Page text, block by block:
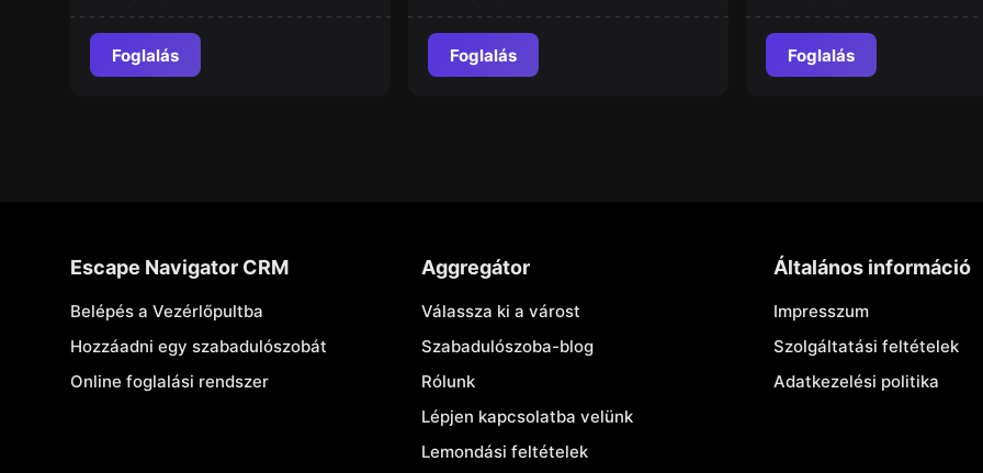
Foglalás Foglalás Foglalás
Escape Navigator CRM
Belépés a Vezérlőpultba
Hozzáadni egy szabadulószobát
Online foglalási rendszer
Aggregátor
Válassza ki a várost
Szabadulószoba-blog
Rólunk
Lépjen kapcsolatba velünk
Lemondási feltételek
Általános információ
Impresszum
Szolgáltatási feltételek
Adatkezelési politika